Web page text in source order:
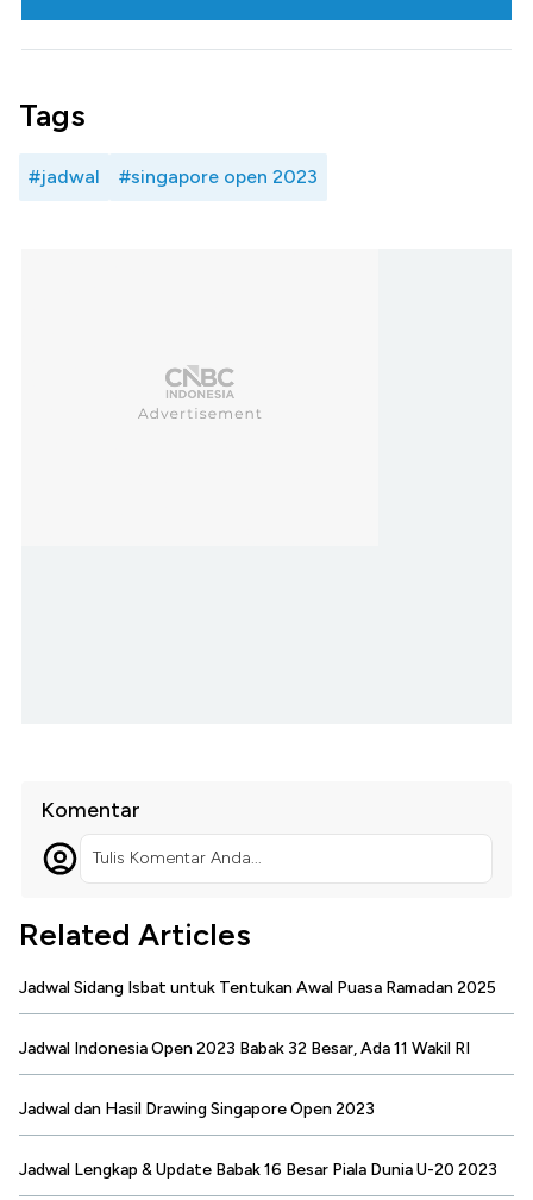
Tags
#jadwal #singapore open 2023
Komentar
Tulis Komentar Anda...
Related Articles
Jadwal Sidang Isbat untuk Tentukan Awal Puasa Ramadan 2025
Jadwal Indonesia Open 2023 Babak 32 Besar, Ada 11 Wakil RI
Jadwal dan Hasil Drawing Singapore Open 2023
Jadwal Lengkap & Update Babak 16 Besar Piala Dunia U-20 2023